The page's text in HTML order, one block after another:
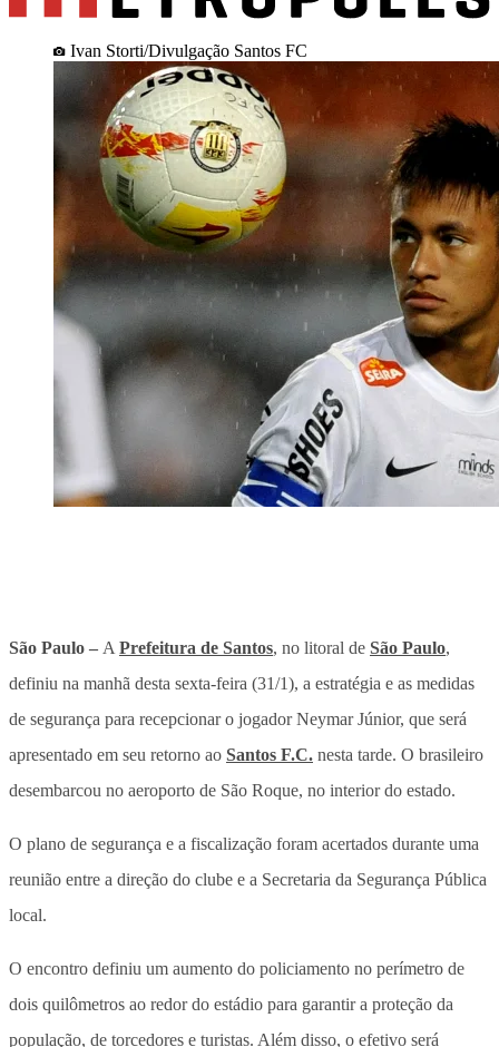
Ivan Storti/Divulgação Santos FC
São Paulo – A Prefeitura de Santos, no litoral de São Paulo,
definiu na manhã desta sexta-feira (31/1), a estratégia e as medidas
de segurança para recepcionar o jogador Neymar Júnior, que será
apresentado em seu retorno ao Santos F.C. nesta tarde. O brasileiro
desembarcou no aeroporto de São Roque, no interior do estado.
O plano de segurança e a fiscalização foram acertados durante uma
reunião entre a direção do clube e a Secretaria da Segurança Pública
local.
O encontro definiu um aumento do policiamento no perímetro de
dois quilômetros ao redor do estádio para garantir a proteção da
população, de torcedores e turistas. Além disso, o efetivo será